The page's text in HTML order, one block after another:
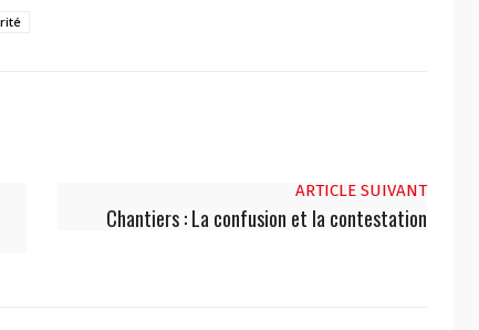
ARTICLE SUIVANT
Chantiers : La confusion et la contestation